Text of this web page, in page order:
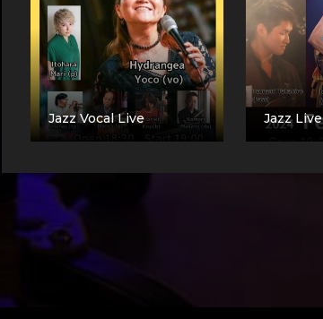
Jazz Vocal Live Jazz Live